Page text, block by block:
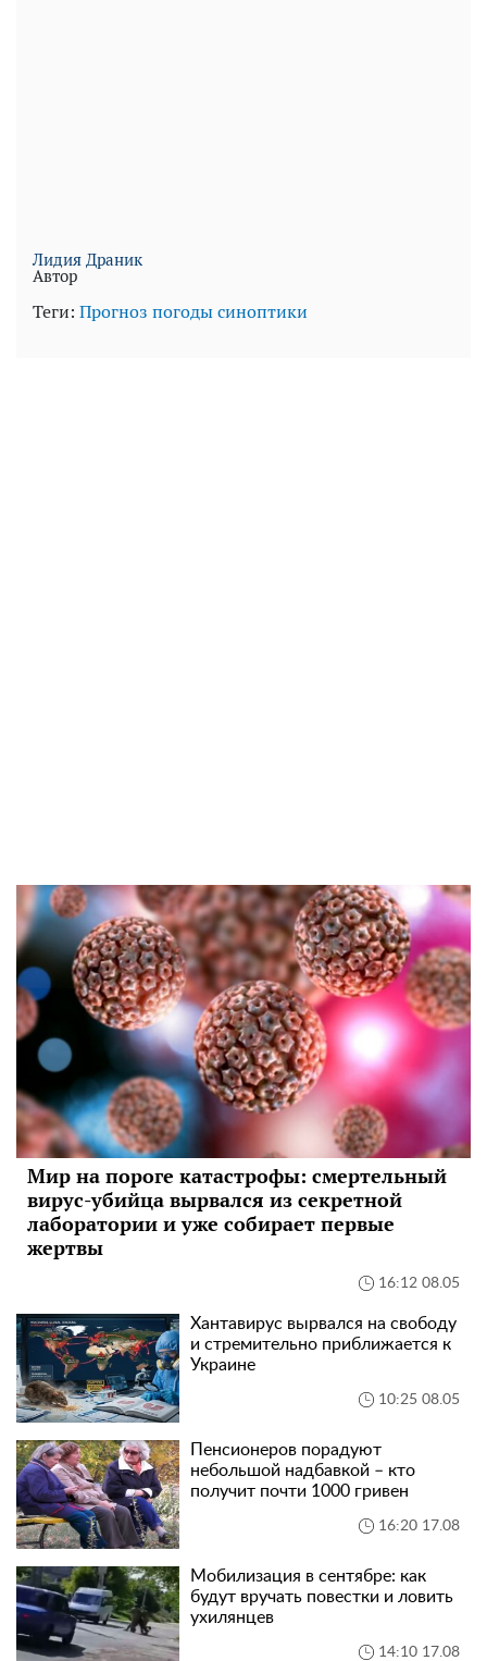
Лидия Драник
Автор
Теги: Прогноз погодысиноптики
Мир на пороге катастрофы: смертельный
вирус-убийца вырвался из секретной
лаборатории и уже собирает первые
жертвы
16:12 08.05
Хантавирус вырвался на свободу
и стремительно приближается к
Украине
10:25 08.05
Пенсионеров порадуют
небольшой надбавкой – кто
получит почти 1000 гривен
16:20 17.08
Мобилизация в сентябре: как
будут вручать повестки и ловить
ухилянцев
14:10 17.08